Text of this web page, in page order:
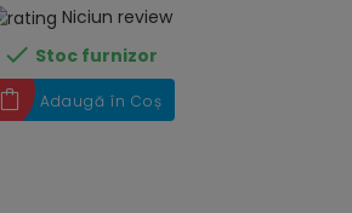
Niciun review
 Stoc furnizor
Adaugă în Coș